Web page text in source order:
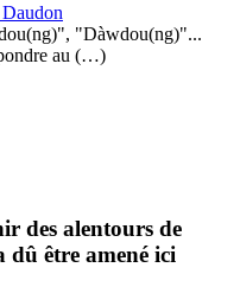
"Dàwdou(ng)"...
au (…)
des alentours de
dû être amené ici